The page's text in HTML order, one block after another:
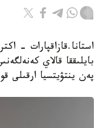
استانا.قازاقپارات -
بايلىققا قالاي
پەن ينتۋيتسيا ارقىلى